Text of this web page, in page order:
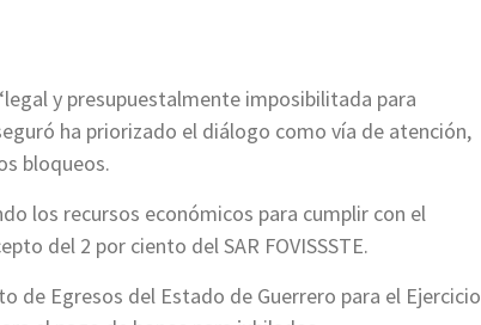
y presupuestalmente imposibilitada para
ha priorizado el diálogo como vía de atención,
bloqueos.
los recursos económicos para cumplir con el
del 2 por ciento del SAR FOVISSSTE.
de Egresos del Estado de Guerrero para el Ejercicio